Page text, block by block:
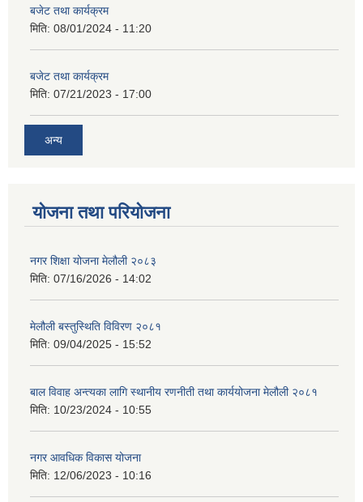
बजेट तथा कार्यक्रम
मिति: 08/01/2024 - 11:20
बजेट तथा कार्यक्रम
मिति: 07/21/2023 - 17:00
अन्य
योजना तथा परियोजना
नगर शिक्षा योजना मेलौली २०८३
मिति: 07/16/2026 - 14:02
मेलौली बस्तुस्थिति विविरण २०८१
मिति: 09/04/2025 - 15:52
बाल विवाह अन्त्यका लागि स्थानीय रणनीती तथा कार्ययोजना मेलौली २०८१
मिति: 10/23/2024 - 10:55
नगर आवधिक विकास योजना
मिति: 12/06/2023 - 10:16